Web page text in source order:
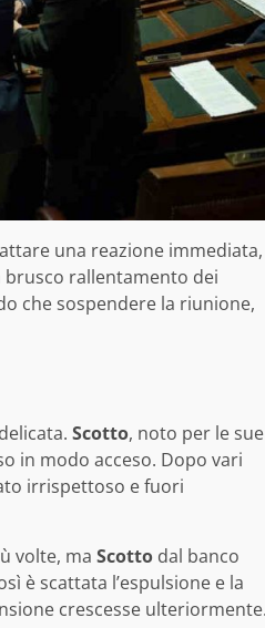
una reazione immediata,
brusco rallentamento dei
che sospendere la riunione,
Scotto, noto per le sue
in modo acceso. Dopo vari
irrispettoso e fuori
volte, ma Scotto dal banco
è scattata l’espulsione e la
crescesse